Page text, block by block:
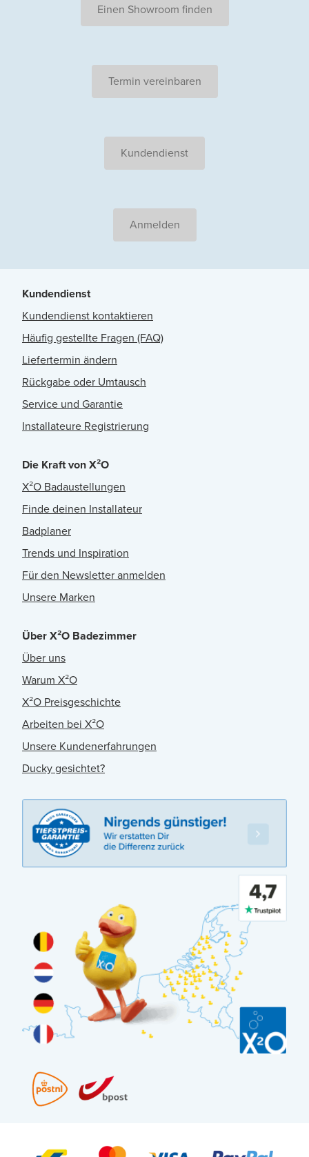
Einen Showroom finden
Termin vereinbaren
Kundendienst
Anmelden
Kundendienst
Kundendienst kontaktieren
Häufig gestellte Fragen (FAQ)
Liefertermin ändern
Rückgabe oder Umtausch
Service und Garantie
Installateure Registrierung
Die Kraft von X²O
X²O Badaustellungen
Finde deinen Installateur
Badplaner
Trends und Inspiration
Für den Newsletter anmelden
Unsere Marken
Über X²O Badezimmer
Über uns
Warum X²O
X²O Preisgeschichte
Arbeiten bei X²O
Unsere Kundenerfahrungen
Ducky gesichtet?